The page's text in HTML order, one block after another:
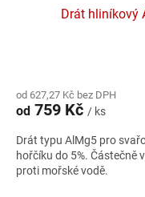
Drát hliníkový
produktu
je
z
5
hvězdiček.
od 627,27 Kč bez DPH
od 759 Kč / ks
Drát typu AlMg5 pro
hořčíku do 5%. Částečně
proti mořské vodě.